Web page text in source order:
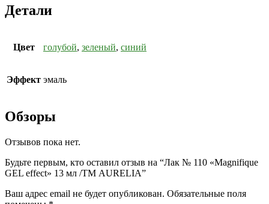
Детали
Цвет голубой, зеленый, синий
Эффект эмаль
Обзоры
Отзывов пока нет.
Будьте первым, кто оставил отзыв на “Лак № 110 «Magnifique
GEL effect» 13 мл /ТМ AURELIA”
Ваш адрес email не будет опубликован. Обязательные поля